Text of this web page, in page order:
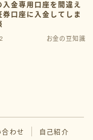
入金専用口座を間違え
券口座に入金してしま
お金の豆知識
合わせ 自己紹介